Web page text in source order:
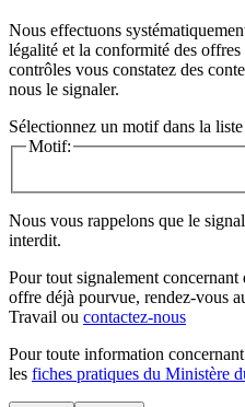
Nous effectuons
légalité et la conformité des
contrôles vous constatez des
nous le signaler.
Sélectionnez un motif dans la
Motif:
Nous vous rappelons que le
interdit.
Pour tout signalement concernant
offre déjà pourvue, rendez-vous
Travail ou contactez-nous
Pour toute information
les fiches pratiques du Ministère